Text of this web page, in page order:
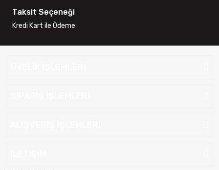
Taksit Seçeneği
Kredi Kart ile Ödeme